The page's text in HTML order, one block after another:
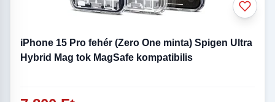
iPhone 15 Pro fehér (Zero One minta) Spigen Ultra
Hybrid Mag tok MagSafe kompatibilis